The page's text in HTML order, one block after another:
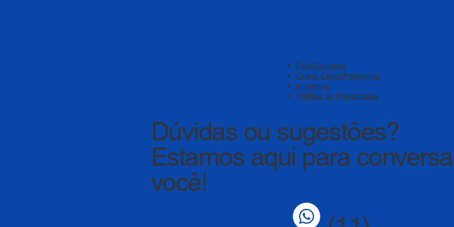
Fale Conosco
Quero Expor/Patrocinar
Imprensa
Política de Privacidade
Dúvidas ou sugestões?
Estamos aqui para
você!